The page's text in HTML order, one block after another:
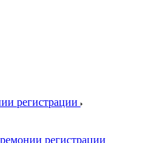
регистрации
регистрации